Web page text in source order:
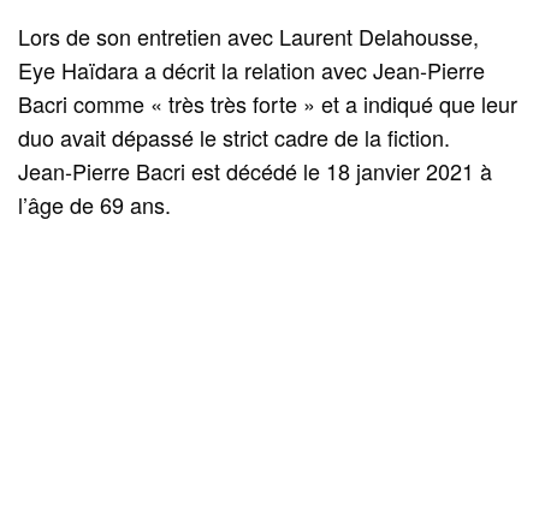
Lors de son entretien avec Laurent Delahousse,
Eye Haïdara a décrit la relation avec Jean‑Pierre
Bacri comme « très très forte » et a indiqué que leur
duo avait dépassé le strict cadre de la fiction.
Jean‑Pierre Bacri est décédé le 18 janvier 2021 à
l’âge de 69 ans.